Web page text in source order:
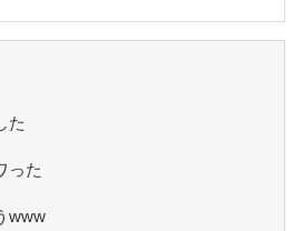
た
った
www